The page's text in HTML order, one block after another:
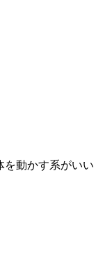
動かす系がいい